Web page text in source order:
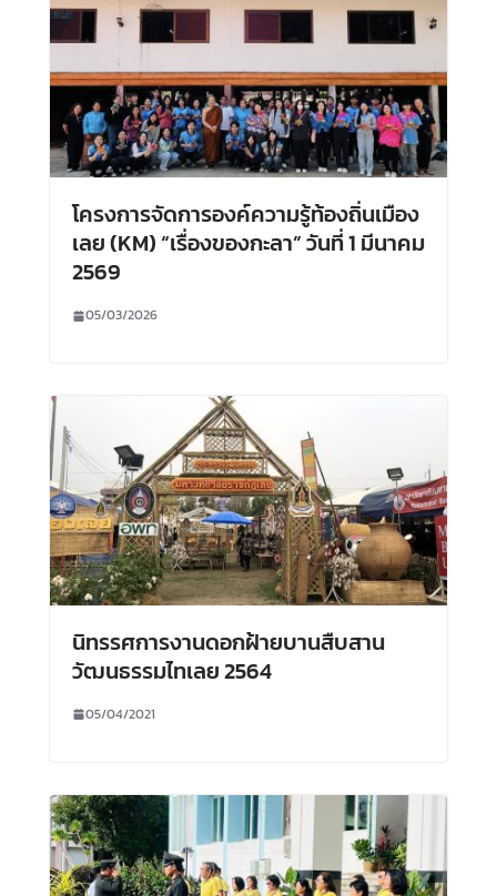
โครงการจัดการองค์ความรู้ท้องถิ่นเมือง
เลย (KM) “เรื่องของกะลา” วันที่ 1 มีนาคม
2569
05/03/2026
นิทรรศการงานดอกฝ้ายบานสืบสาน
วัฒนธรรมไทเลย 2564
05/04/2021